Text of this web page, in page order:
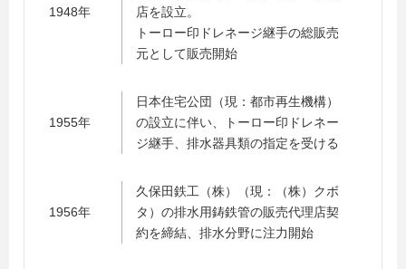
1948年
店を設立。
トーロー印ドレネージ継手の総販売
元として販売開始
1955年
日本住宅公団（現：都市再生機構）
の設立に伴い、トーロー印ドレネー
ジ継手、排水器具類の指定を受ける
1956年
久保田鉄工（株）（現：（株）クボ
タ）の排水用鋳鉄管の販売代理店契
約を締結、排水分野に注力開始